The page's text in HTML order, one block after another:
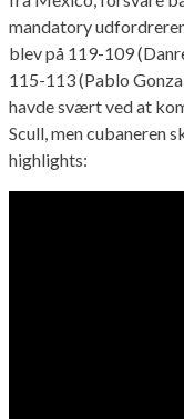
mandatory
blev på 119-109
115-113 (Pablo
havde svært ved at
Scull, men cubaneren
highlights: